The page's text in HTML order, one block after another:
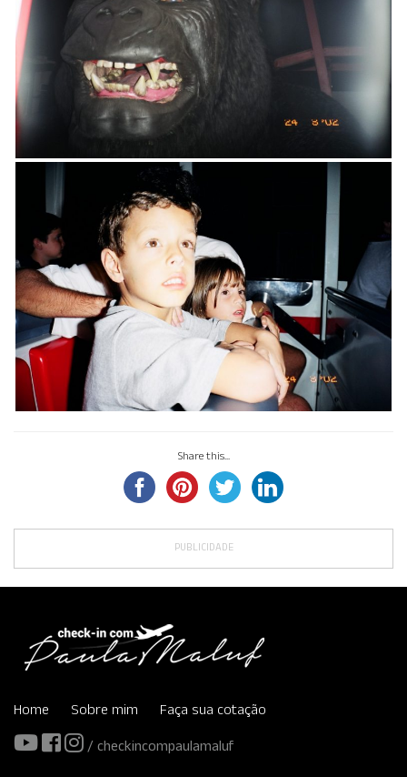
Share this...
PUBLICIDADE
Home Sobre mim Faça sua cotação
/ checkincompaulamaluf